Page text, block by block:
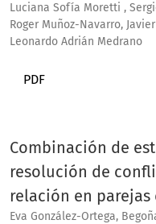
Luciana Sofía Moretti ,
Roger Muñoz-Navarro,
Leonardo Adrián Medrano
PDF
Combinación de
resolución de
relación en
Eva González-Ortega,